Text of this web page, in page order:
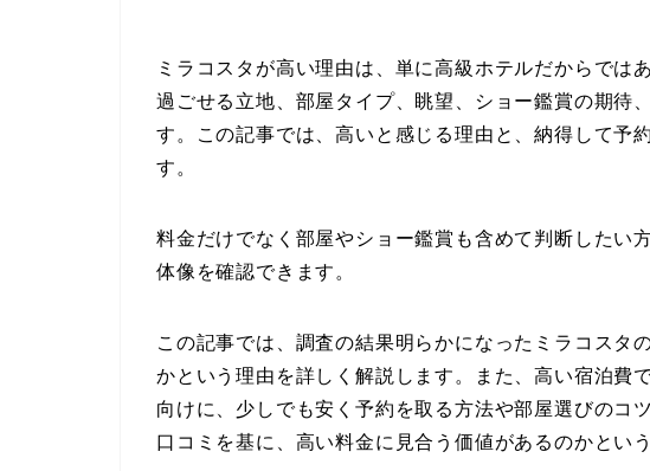
ミラコスタが高い理由は、単に高級ホテルだからでは
過ごせる立地、部屋タイプ、眺望、ショー鑑賞の期待
す。この記事では、高いと感じる理由と、納得して予
す。
料金だけでなく部屋やショー鑑賞も含めて判断したい方
体像を確認できます。
この記事では、調査の結果明らかになったミラコスタ
かという理由を詳しく解説します。また、高い宿泊費
向けに、少しでも安く予約を取る方法や部屋選びのコ
口コミを基に、高い料金に見合う価値があるのかとい